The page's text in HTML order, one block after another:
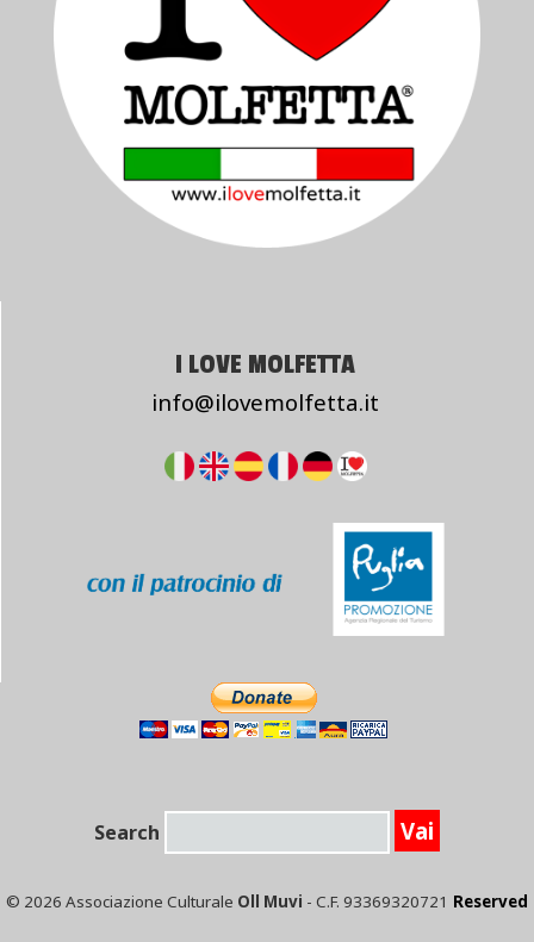
I LOVE MOLFETTA
info@ilovemolfetta.it
Search
© 2026 Associazione Culturale Oll Muvi - C.F. 93369320721 Reserved